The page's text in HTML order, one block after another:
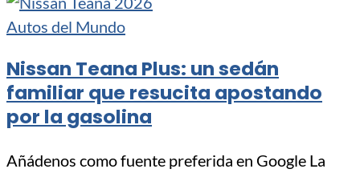
Autos del Mundo
Nissan Teana Plus: un sedán
familiar que resucita apostando
por la gasolina
Añádenos como fuente preferida en Google La